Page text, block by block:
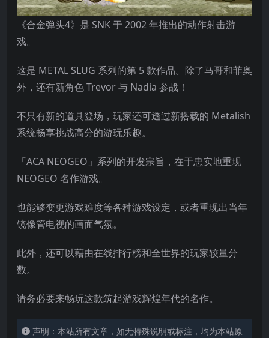
《合金弹头4》是 SNK 于 2002 年推出的动作射击游
戏。
这是 METAL SLUG 系列的第 5 款作品。除了马哥和菲奥
外，还有新角色 Trevor 与 Nadia 参战！
不只有新的道具登场，玩家还可透过新搭载的 Metalish
系统畅享挑战高分的游玩乐趣。
「ACA NEOGEO」系列的开发宗旨，在于忠实地重现
NEOGEO 名作游戏。
也能够变更游戏难度等各种游戏设定，或者重现出当年
镜像管电视的画面气氛。
此外，还可以藉由在线排行榜和全世界的玩家较量分
数。
请务必要来畅玩这款筑起游戏辉煌年代的名作。
声明：本站所有文章，如无特殊说明或标注，均为本站原